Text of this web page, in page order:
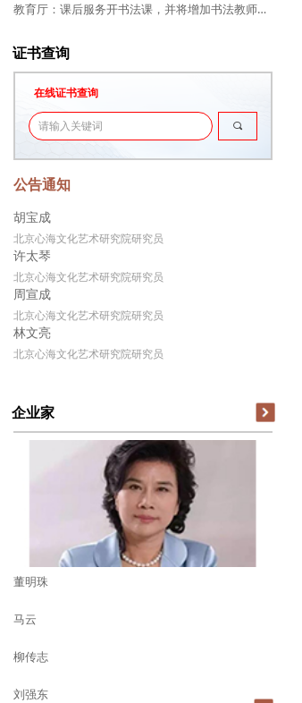
证书查询
在线证书查询
끠
公告通知
胡宝成
北京心海文化艺术研究院研究员
许太琴
北京心海文化艺术研究院研究员
周宣成
北京心海文化艺术研究院研究员
林文亮
北京心海文化艺术研究院研究员
企业家
董明珠
马云
柳传志
刘强东
教育厅：课后服务开书法课，并将增加书法教师编制！